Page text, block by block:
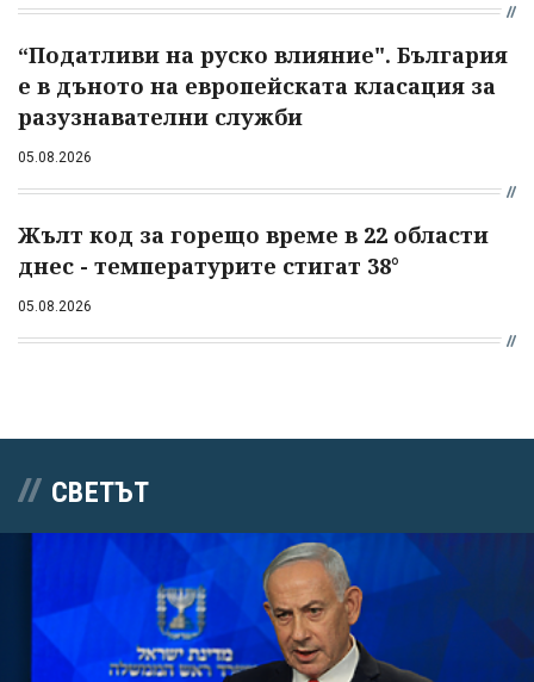
“Податливи на руско влияние". България
е в дъното на европейската класация за
разузнавателни служби
05.08.2026
Жълт код за горещо време в 22 области
днес - температурите стигат 38°
05.08.2026
СВЕТЪТ